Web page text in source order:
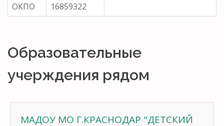
ОКПО
16859322
Образовательные
учерждения рядом
МАДОУ МО Г.КРАСНОДАР "ДЕТСКИЙ